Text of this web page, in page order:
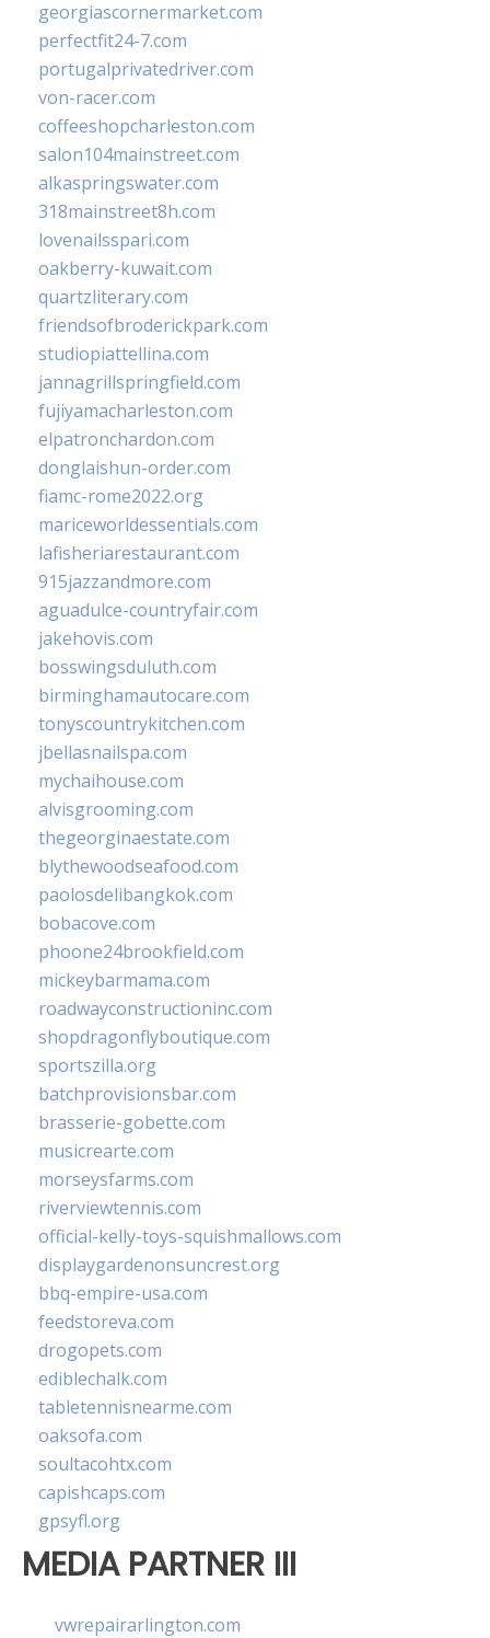
georgiascornermarket.com
perfectfit24-7.com
portugalprivatedriver.com
von-racer.com
coffeeshopcharleston.com
salon104mainstreet.com
alkaspringswater.com
318mainstreet8h.com
lovenailsspari.com
oakberry-kuwait.com
quartzliterary.com
friendsofbroderickpark.com
studiopiattellina.com
jannagrillspringfield.com
fujiyamacharleston.com
elpatronchardon.com
donglaishun-order.com
fiamc-rome2022.org
mariceworldessentials.com
lafisheriarestaurant.com
915jazzandmore.com
aguadulce-countryfair.com
jakehovis.com
bosswingsduluth.com
birminghamautocare.com
tonyscountrykitchen.com
jbellasnailspa.com
mychaihouse.com
alvisgrooming.com
thegeorginaestate.com
blythewoodseafood.com
paolosdelibangkok.com
bobacove.com
phoone24brookfield.com
mickeybarmama.com
roadwayconstructioninc.com
shopdragonflyboutique.com
sportszilla.org
batchprovisionsbar.com
brasserie-gobette.com
musicrearte.com
morseysfarms.com
riverviewtennis.com
official-kelly-toys-squishmallows.com
displaygardenonsuncrest.org
bbq-empire-usa.com
feedstoreva.com
drogopets.com
ediblechalk.com
tabletennisnearme.com
oaksofa.com
soultacohtx.com
capishcaps.com
gpsyfl.org
MEDIA PARTNER III
vwrepairarlington.com